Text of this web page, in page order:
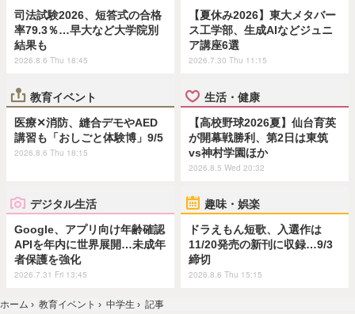
司法試験2026、短答式の合格
率79.3％…早大など大学院別
結果も
2026.8.6 Thu 18:45
【夏休み2026】東大メタバー
ス工学部、生成AIなどジュニ
ア講座6選
2026.7.30 Thu 11:15
教育イベント
医療✕消防、縫合デモやAED
講習も「おしごと体験博」9/5
2026.8.6 Thu 18:15
生活・健康
【高校野球2026夏】仙台育英
が開幕戦勝利、第2日は東筑
vs神村学園ほか
2026.8.5 Wed 20:32
デジタル生活
Google、アプリ向け年齢確認
APIを年内に世界展開…未成年
者保護を強化
2026.7.31 Fri 13:45
趣味・娯楽
ドラえもん短歌、入選作は
11/20発売の新刊に収録…9/3
締切
2026.8.6 Thu 15:15
ホーム › 教育イベント › 中学生 › 記事